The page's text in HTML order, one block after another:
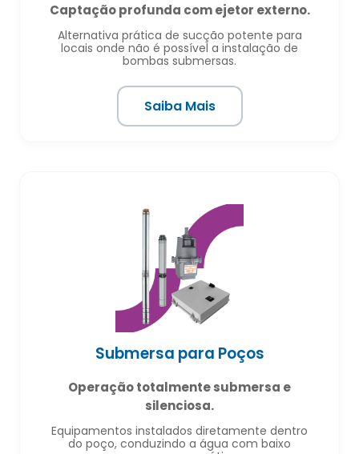
Captação profunda com ejetor externo.
Alternativa prática de sucção potente para
locais onde não é possível a instalação de
bombas submersas.
Saiba Mais
Submersa para Poços
Operação totalmente submersa e
silenciosa.
Equipamentos instalados diretamente dentro
do poço, conduzindo a água com baixo